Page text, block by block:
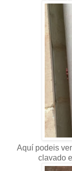
Aquí podeis
clavado